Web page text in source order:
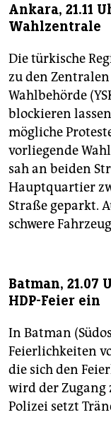
Ankara, 21.11
Wahlzentrale
Die türkische
zu den
Wahlbehörde
blockieren
mögliche
vorliegende
sah an beiden
Hauptquartier
Straße geparkt.
schwere
Batman, 21.07
HDP-Feier ein
In Batman
Feierlichkeiten
die sich den
wird der Zugang
Polizei setzt